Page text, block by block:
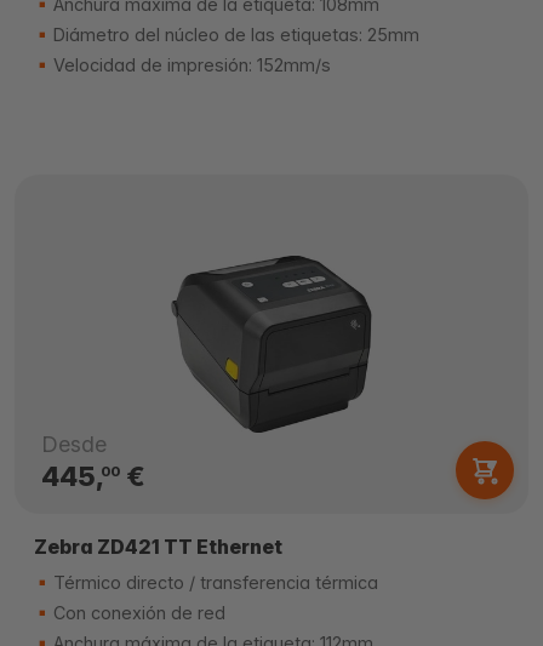
Anchura máxima de la etiqueta: 108mm
Diámetro del núcleo de las etiquetas: 25mm
Velocidad de impresión: 152mm/s
Desde
445,00€
Zebra ZD421 TT Ethernet
Térmico directo / transferencia térmica
Con conexión de red